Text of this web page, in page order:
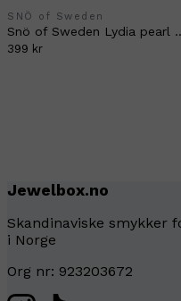
SNÖ of Sweden
Snö of
399 kr
Jewelbox.no
Skandinaviske smykker
i Norge
Org nr: 923203672